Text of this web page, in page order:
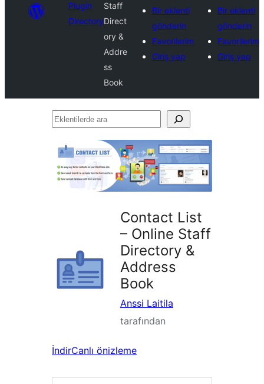
Plugin
Directory
Staff
Direct
ory &
Addre
ss
Book
Bir eklenti
gönderin
Favorilerim
Giriş yap
Bir eklenti
gönderin
Favorilerim
Giriş yap
Eklentilerde
Contact List
– Online Staff
Directory &
Address
Book
Anssi Laitila
tarafından
İndirCanlı önizleme